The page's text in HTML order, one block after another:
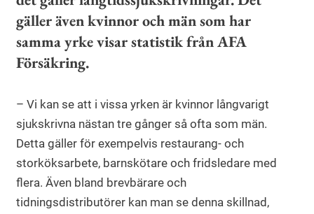
gäller även kvinnor och män som har
samma yrke visar statistik från AFA
Försäkring.
– Vi kan se att i vissa yrken är kvinnor långvarigt
sjukskrivna nästan tre gånger så ofta som män.
Detta gäller för exempelvis restaurang- och
storköksarbete, barnskötare och fridsledare med
flera. Även bland brevbärare och
tidningsdistributörer kan man se denna skillnad,